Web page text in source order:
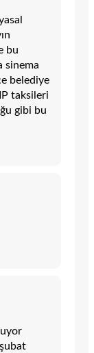
bu
sinema
belediye
taksileri
gibi bu